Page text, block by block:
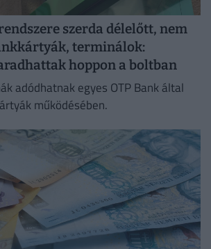
szerda délelőtt, nem
terminálok:
hoppon a boltban
adódhatnak egyes OTP Bank által
működésében.